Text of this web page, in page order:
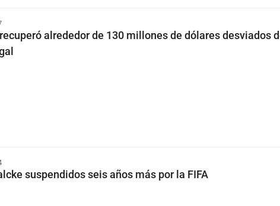
alrededor de 130 millones de dólares desviados
suspendidos seis años más por la FIFA